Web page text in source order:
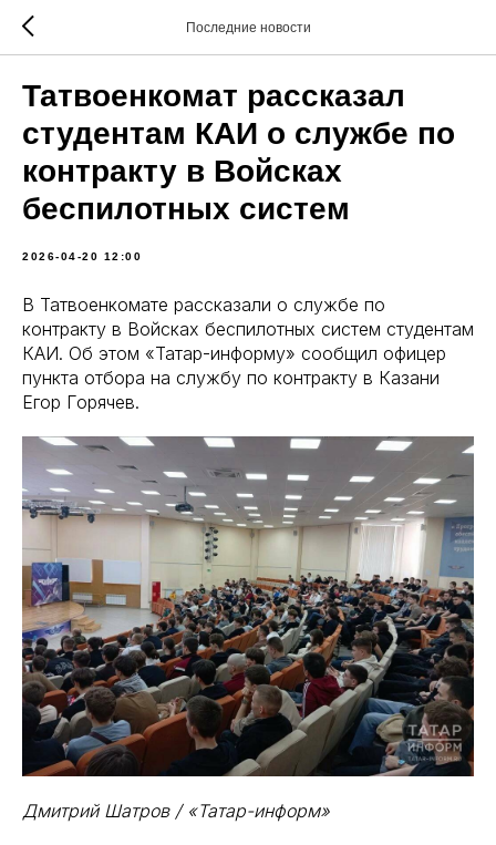
Последние новости
Татвоенкомат рассказал
студентам КАИ о службе по
контракту в Войсках
беспилотных систем
2026-04-20 12:00
В Татвоенкомате рассказали о службе по
контракту в Войсках беспилотных систем студентам
КАИ. Об этом «Татар-информу» сообщил офицер
пункта отбора на службу по контракту в Казани
Егор Горячев.
Дмитрий Шатров / «Татар-информ»